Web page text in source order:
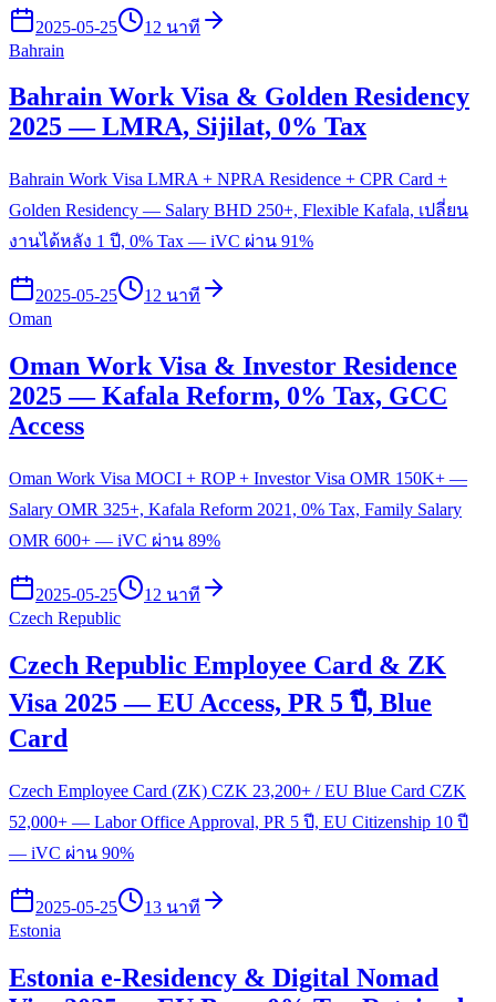
2025-05-25
12 นาที
Bahrain
Bahrain Work Visa & Golden Residency
2025 — LMRA, Sijilat, 0% Tax
Bahrain Work Visa LMRA + NPRA Residence + CPR Card +
Golden Residency — Salary BHD 250+, Flexible Kafala, เปลี่ยน
งานได้หลัง 1 ปี, 0% Tax — iVC ผ่าน 91%
2025-05-25
12 นาที
Oman
Oman Work Visa & Investor Residence
2025 — Kafala Reform, 0% Tax, GCC
Access
Oman Work Visa MOCI + ROP + Investor Visa OMR 150K+ —
Salary OMR 325+, Kafala Reform 2021, 0% Tax, Family Salary
OMR 600+ — iVC ผ่าน 89%
2025-05-25
12 นาที
Czech Republic
Czech Republic Employee Card & ZK
Visa 2025 — EU Access, PR 5 ปี, Blue
Card
Czech Employee Card (ZK) CZK 23,200+ / EU Blue Card CZK
52,000+ — Labor Office Approval, PR 5 ปี, EU Citizenship 10 ปี
— iVC ผ่าน 90%
2025-05-25
13 นาที
Estonia
Estonia e-Residency & Digital Nomad